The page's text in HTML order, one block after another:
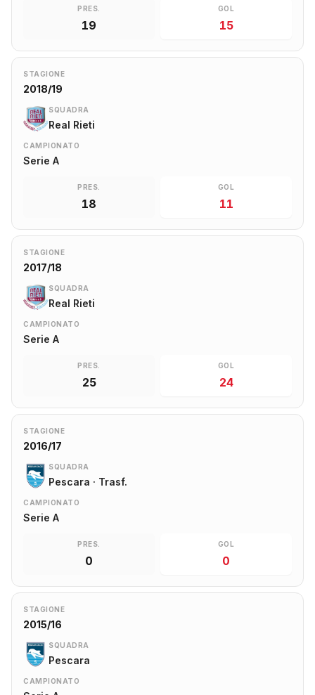
PRES.
19
GOL
15
STAGIONE
2018/19
SQUADRA
Real Rieti
CAMPIONATO
Serie A
PRES.
18
GOL
11
STAGIONE
2017/18
SQUADRA
Real Rieti
CAMPIONATO
Serie A
PRES.
25
GOL
24
STAGIONE
2016/17
SQUADRA
Pescara · Trasf.
CAMPIONATO
Serie A
PRES.
0
GOL
0
STAGIONE
2015/16
SQUADRA
Pescara
CAMPIONATO